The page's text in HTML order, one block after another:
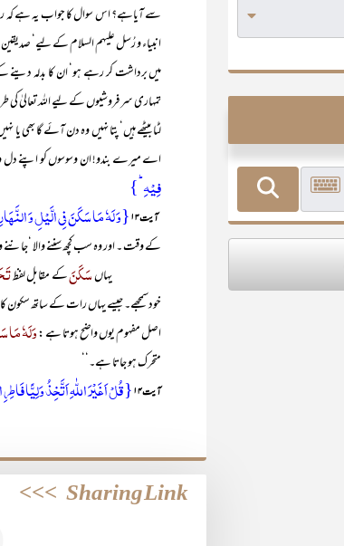
سے آیاہے؟ اس سوال کا جواب یہ ہے کہ
انبیاء و رُسل علیہم السلام کے لیے‘
میں برداشت کر رہے ہو‘ ان کا بدلہ دینے
تمہاری سر فروشیوں کے لیے اللہ تعالیٰ کی
لٹا بیٹھے ہیں‘ پتا نہیں وہ دن آئے گا بھی
اے میرے بندو! ان وسوسوں کو اپنے دل و
فِیۡہِ ؕ}
آیت ۱۳ {وَ لَہٗ مَا سَکَنَ فِی الَّیۡلِ وَ النَّہَارِ
کے وقت ۔ اور وہ سب کچھ سننے والا ‘جاننے
یہاںسَکَنَکے مقابل لفظ
خودسمجھے۔ جیسے یہاں رات کے ساتھ سکون
اصل مفہوم یوں واضح ہوتا ہے :وَلَہٗ مَا
متحرک ہو جاتا ہے۔‘‘
آیت ۱۴ {قُلۡ اَغَیۡرَ اللّٰہِ اَتَّخِذُ وَلِیًّا
Sharing Link
>>>